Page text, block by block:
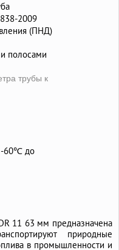
2009
(ПНД)
полосами
трубы к
-60℃ до
11 63 мм предназначена
природные
в промышленности и